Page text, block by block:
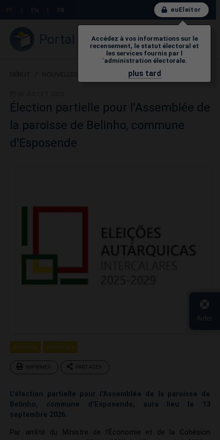
Aider
PT EN FR euEleitor
Accédez à vos informations sur le
recensement, le statut électoral et
les services fournis par l
´administration électorale.
plus tard
Portal do Eleitor
Élection partielle pour l'Assemblée de
la paroisse de Belinho, commune
d'Esposende
élections électoraux
IMPRIMER PARTAGER
L'élection partielle pour l'Assemblée de la paroisse de
Belinho, commune d'Esposende, aura lieu le 13
septembre 2026.
​Par arrêté du Ministre de l'Économie et de la Cohésion